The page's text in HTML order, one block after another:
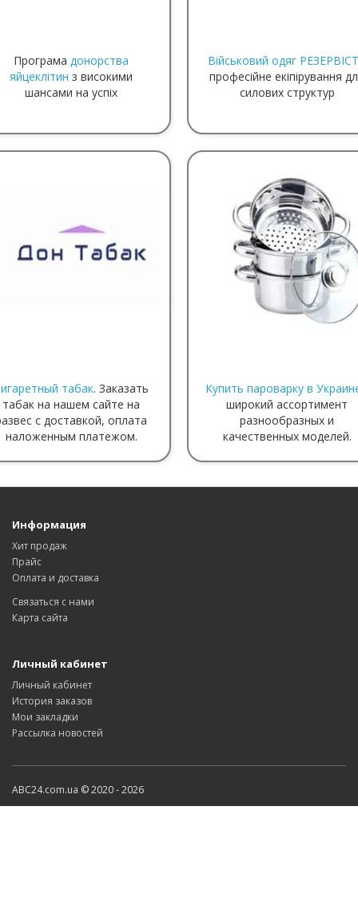
Програма донорства
яйцеклітин з високими
шансами на успіх
Військовий одяг РЕЗЕРВІСТ
професійне екіпірування
силових структур
табак. Заказать
табак на нашем сайте на
с доставкой, оплата
наложенным платежом.
Купить пароварку в
широкий ассортимент
разнообразных и
качественных моделей.
Информация
Хит продаж
Прайс
Оплата и доставка
Связаться с нами
Карта сайта
Личный кабинет
Личный кабинет
История заказов
Мои закладки
Рассылка новостей
ABC24.com.ua © 2020 - 2026